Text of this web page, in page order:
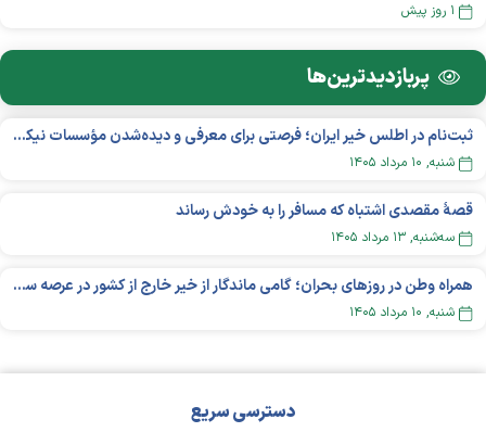
۱ روز پیش
پربازدید‌ترین‌ها
ثبت‌نام در اطلس خیر ایران؛ فرصتی برای معرفی و دیده‌شدن مؤسسات نیکوکاری
شنبه, ۱۰ مرداد ۱۴۰۵
قصهٔ مقصدی اشتباه که مسافر را به خودش رساند
سه‌شنبه, ۱۳ مرداد ۱۴۰۵
همراه وطن در روزهای بحران؛ گامی ماندگار از خیر خارج از کشور در عرصه سلامت
شنبه, ۱۰ مرداد ۱۴۰۵
دسترسی سریع